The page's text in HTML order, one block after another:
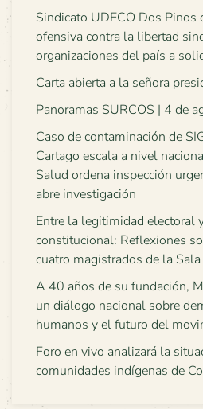
Sindicato UDECO Dos Pinos
ofensiva contra la libertad
organizaciones del país a
Carta abierta a la señora
Panoramas SURCOS | 4 de
Caso de contaminación de
Cartago escala a nivel
Salud ordena inspección
abre investigación
Entre la legitimidad electoral
constitucional: Reflexiones
cuatro magistrados de la
A 40 años de su fundación,
un diálogo nacional sobre
humanos y el futuro del
Foro en vivo analizará la
comunidades indígenas de